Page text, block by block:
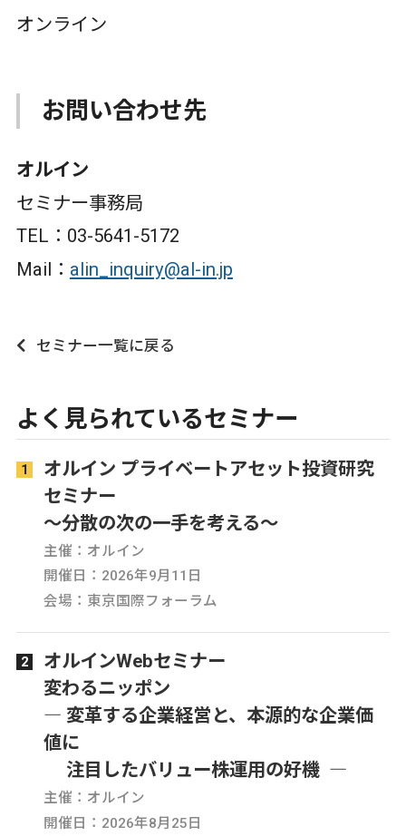
オンライン
お問い合わせ先
オルイン
セミナー事務局
TEL：03-5641-5172
Mail： alin_inquiry@al-in.jp
セミナー一覧に戻る
よく見られているセミナー
オルイン プライベートアセット投資研究
セミナー
～分散の次の一手を考える～
主催：オルイン
開催日：2026年9月11日
会場：東京国際フォーラム
オルインWebセミナー
変わるニッポン
― 変革する企業経営と、本源的な企業価
値に
注目したバリュー株運用の好機 ―
主催：オルイン
開催日：2026年8月25日